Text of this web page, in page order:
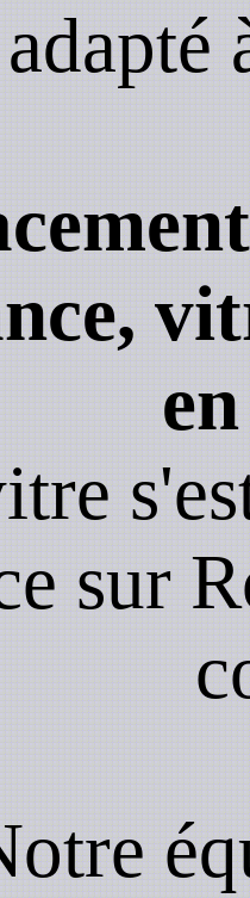
adapté
sur